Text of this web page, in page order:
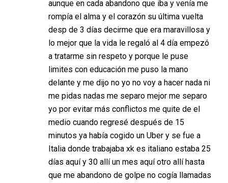
aunque en cada abandono que iba y venía me
rompía el alma y el corazón su última vuelta
desp de 3 días decirme que era maravillosa y
lo mejor que la vida le regaló al 4 día empezó
a tratarme sin respeto y porque le puse
limites con educación me puso la mano
delante y me dijo no yo no voy a hacer nada ni
me pidas nadas me separo mejor me separo
yo por evitar más conflictos me quite de el
medio cuando regresé después de 15
minutos ya había cogido un Uber y se fue a
Italia donde trabajaba xk es italiano estaba 25
días aquí y 30 allí un mes aquí otro allí hasta
que me abandono de golpe no cogía llamadas